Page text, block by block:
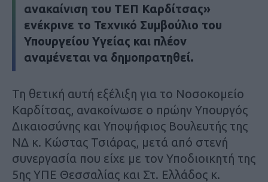
ανακαίνιση του ΤΕΠ Καρδίτσας»
ενέκρινε το Τεχνικό Συμβούλιο του
Υπουργείου Υγείας και πλέον
αναμένεται να δημοπρατηθεί.
Τη θετική αυτή εξέλιξη για το Νοσοκομείο
Καρδίτσας, ανακοίνωσε ο πρώην Υπουργός
Δικαιοσύνης και Υποψήφιος Βουλευτής της
ΝΔ κ. Κώστας Τσιάρας, μετά από στενή
συνεργασία που είχε με τον Υποδιοικητή της
5ης ΥΠΕ Θεσσαλίας και Στ. Ελλάδος κ.